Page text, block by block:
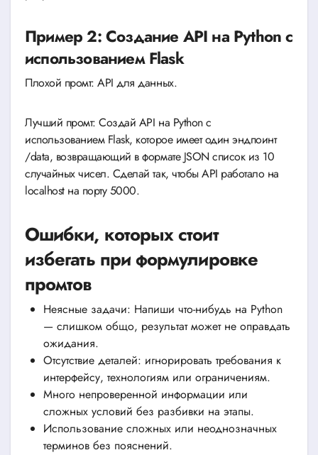
Пример 2: Создание API на Python с
использованием Flask
Плохой промт: API для данных.
Лучший промт: Создай API на Python с
использованием Flask, которое имеет один эндпоинт
/data, возвращающий в формате JSON список из 10
случайных чисел. Сделай так, чтобы API работало на
localhost на порту 5000.
Ошибки, которых стоит
избегать при формулировке
промтов
Неясные задачи: Напиши что-нибудь на Python
— слишком общо, результат может не оправдать
ожидания.
Отсутствие деталей: игнорировать требования к
интерфейсу, технологиям или ограничениям.
Много непроверенной информации или
сложных условий без разбивки на этапы.
Использование сложных или неоднозначных
терминов без пояснений.